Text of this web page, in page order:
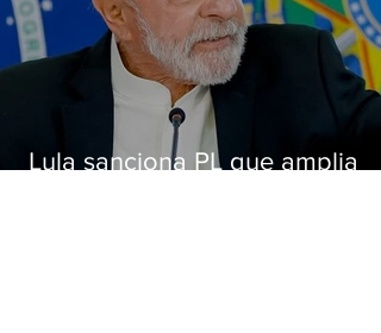
Lula sanciona PL que amplia